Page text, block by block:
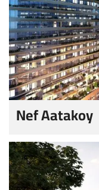
Nef Aatakoy